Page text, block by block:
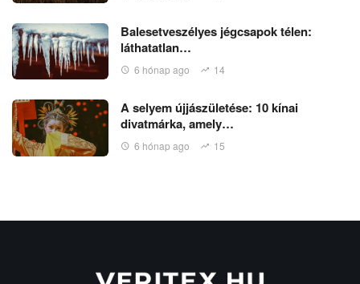
Balesetveszélyes jégcsapok télen:
láthatatlan…
6 hónap ago 14
A selyem újjászületése: 10 kínai
divatmárka, amely…
6 hónap ago 15